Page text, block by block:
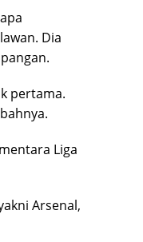
Dia
pertama.
Liga
Arsenal,